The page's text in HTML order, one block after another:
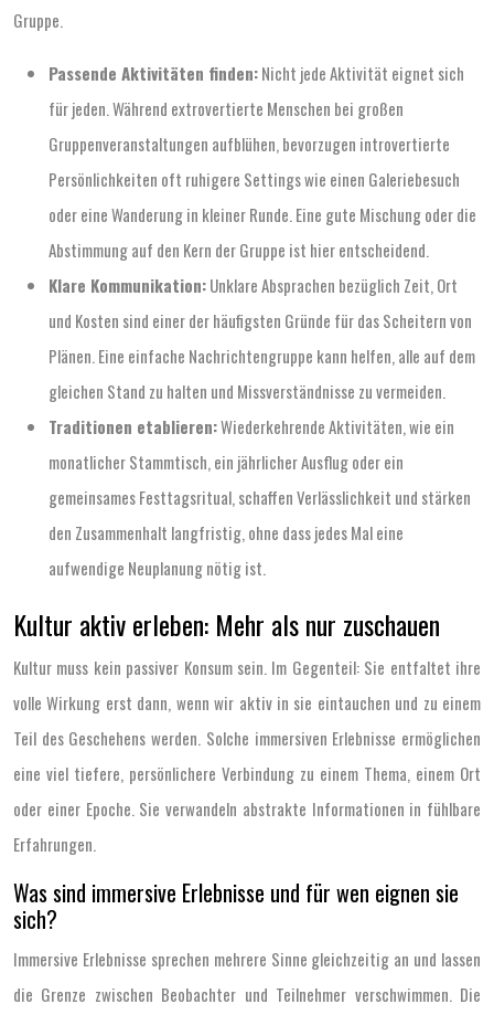
Gruppe.
Passende Aktivitäten finden:Nicht jede Aktivität eignet sich
für jeden. Während extrovertierte Menschen bei großen
Gruppenveranstaltungen aufblühen, bevorzugen introvertierte
Persönlichkeiten oft ruhigere Settings wie einen Galeriebesuch
oder eine Wanderung in kleiner Runde. Eine gute Mischung oder die
Abstimmung auf den Kern der Gruppe ist hier entscheidend.
Klare Kommunikation:Unklare Absprachen bezüglich Zeit, Ort
und Kosten sind einer der häufigsten Gründe für das Scheitern von
Plänen. Eine einfache Nachrichtengruppe kann helfen, alle auf dem
gleichen Stand zu halten und Missverständnisse zu vermeiden.
Traditionen etablieren:Wiederkehrende Aktivitäten, wie ein
monatlicher Stammtisch, ein jährlicher Ausflug oder ein
gemeinsames Festtagsritual, schaffen Verlässlichkeit und stärken
den Zusammenhalt langfristig, ohne dass jedes Mal eine
aufwendige Neuplanung nötig ist.
Kultur aktiv erleben: Mehr als nur zuschauen
Kultur muss kein passiver Konsum sein. Im Gegenteil: Sie entfaltet ihre
volle Wirkung erst dann, wenn wir aktiv in sie eintauchen und zu einem
Teil des Geschehens werden. Solche immersiven Erlebnisse ermöglichen
eine viel tiefere, persönlichere Verbindung zu einem Thema, einem Ort
oder einer Epoche. Sie verwandeln abstrakte Informationen in fühlbare
Erfahrungen.
Was sind immersive Erlebnisse und für wen eignen sie
sich?
Immersive Erlebnisse sprechen mehrere Sinne gleichzeitig an und lassen
die Grenze zwischen Beobachter und Teilnehmer verschwimmen. Die